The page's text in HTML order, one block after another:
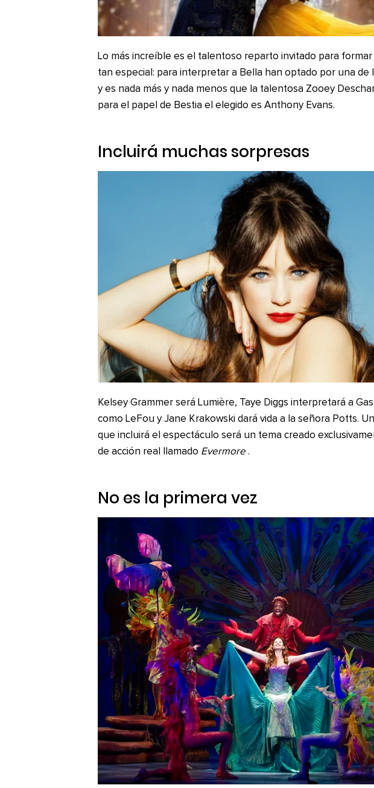
Lo más increíble es el talentoso reparto invitado para
tan especial: para interpretar a Bella han optado por una de
y es nada más y nada menos que la talentosa Zooey
para el papel de Bestia el elegido es Anthony Evans.
Incluirá muchas sorpresas
Kelsey Grammer será Lumière, Taye Diggs interpretará a
como LeFou y Jane Krakowski dará vida a la señora Potts.
que incluirá el espectáculo será un tema creado
de acción real llamado Evermore .
No es la primera vez